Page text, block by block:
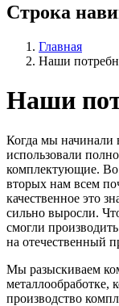
Строка
Главная
Наши
Наши
Когда мы начинали
использовали
комплектующие. Во
вторых нам всем
качественное это
сильно выросли.
смогли
на отечественный
Мы разыскиваем
металлообработке,
производство